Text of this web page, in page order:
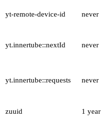
yt-remote-device-id never
yt.innertube::nextId never
yt.innertube::requests never
zuuid 1 year